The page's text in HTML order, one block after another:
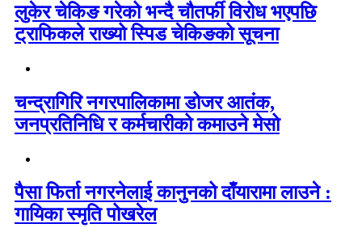
लुकेर चेकिङ गरेको भन्दै चौतर्फी विरोध भएपछि
ट्राफिकले राख्यो स्पिड चेकिङको सूचना
चन्द्रागिरि नगरपालिकामा डोजर आतंक,
जनप्रतिनिधि र कर्मचारीको कमाउने मेसो
पैसा फिर्ता नगरनेलाई कानुनको दाँयारामा लाउने :
गायिका स्‍मृति पोखरेल